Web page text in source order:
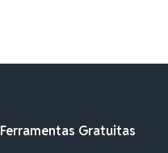
Ferramentas Gratuitas